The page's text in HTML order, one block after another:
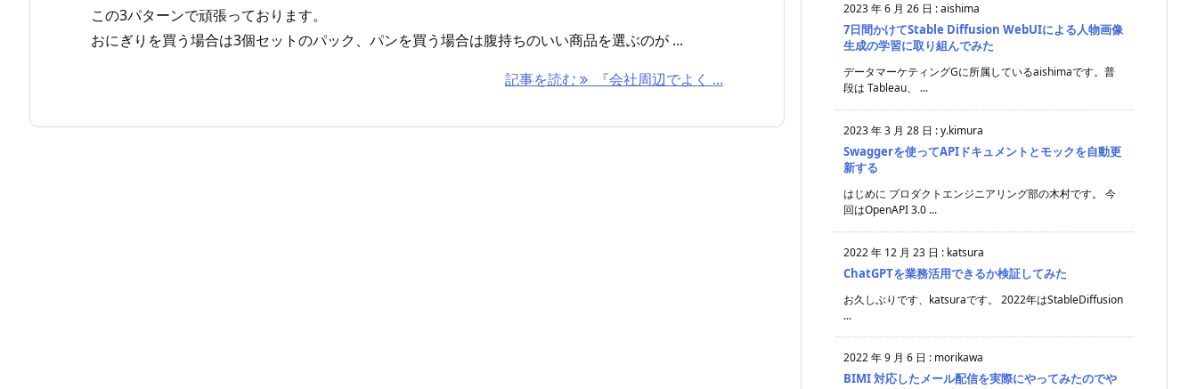
この3パターンで頑張っております。
おにぎりを買う場合は3個セットのパック、パンを買う場合は腹持ちのいい商品を選ぶのが ...
記事を読む
『会社周辺でよく ...
2023 年 6 月 26 日 :aishima
7日間かけてStable Diffusion WebUIによる人物画像
生成の学習に取り組んでみた
データマーケティングGに所属しているaishimaです。普
段は Tableau、 ...
2023 年 3 月 28 日 :y.kimura
Swaggerを使ってAPIドキュメントとモックを自動更
新する
はじめに プロダクトエンジニアリング部の木村です。 今
回はOpenAPI 3.0 ...
2022 年 12 月 23 日 : katsura
ChatGPTを業務活用できるか検証してみた
お久しぶりです、katsuraです。 2022年はStableDiffusion
...
2022 年 9 月 6 日 : morikawa
BIMI 対応したメール配信を実際にやってみたのでや